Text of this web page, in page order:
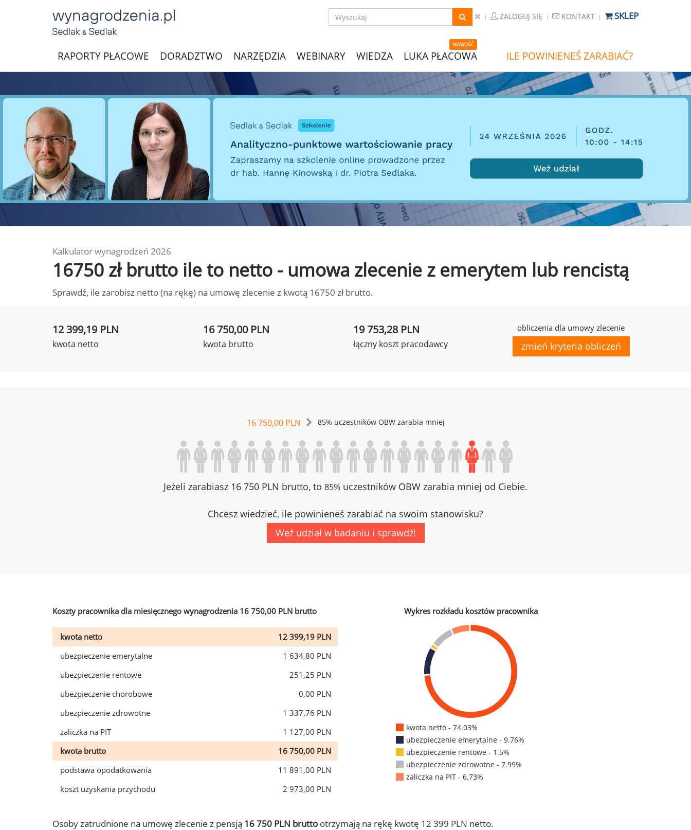
ZALOGUJ SIĘ KONTAKT SKLEP
RAPORTY PŁACOWE DORADZTWO NARZĘDZIA WEBINARY WIEDZA
NOWOŚĆ
LUKA PŁACOWA ILE POWINIENEŚ ZARABIAĆ?
Kalkulator wynagrodzeń 2026
16750 zł brutto ile to netto - umowa zlecenie z emerytem lub rencistą
Sprawdź, ile zarobisz netto (na rękę) na umowę zlecenie z kwotą 16750 zł brutto.
12 399,19 PLN
kwota netto
16 750,00 PLN
kwota brutto
19 753,28 PLN
łączny koszt pracodawcy
obliczenia dla umowy zlecenie
zmień kryteria obliczeń
16 750,00 PLN 85% uczestników OBW zarabia mniej
Jeżeli zarabiasz 16 750 PLN brutto, to 85% uczestników OBW zarabia mniej od Ciebie.
Chcesz wiedzieć, ile powinieneś zarabiać na swoim stanowisku?
Weź udział w badaniu i sprawdź!
Koszty pracownika dla miesięcznego wynagrodzenia 16 750,00 PLN brutto
kwota netto
12 399,19 PLN
ubezpieczenie emerytalne
1 634,80 PLN
ubezpieczenie rentowe
251,25 PLN
ubezpieczenie chorobowe
0,00 PLN
ubezpieczenie zdrowotne
1 337,76 PLN
zaliczka na PIT
1 127,00 PLN
kwota brutto
16 750,00 PLN
podstawa opodatkowania
11 891,00 PLN
koszt uzyskania przychodu
2 973,00 PLN
Wykres rozkładu kosztów pracownika
kwota netto - 74.03%
ubezpieczenie emerytalne - 9.76%
ubezpieczenie rentowe - 1.5%
ubezpieczenie zdrowotne - 7.99%
zaliczka na PIT - 6.73%
Osoby zatrudnione na umowę zlecenie z pensją 16 750 PLN brutto otrzymają na rękę kwotę 12 399 PLN netto.